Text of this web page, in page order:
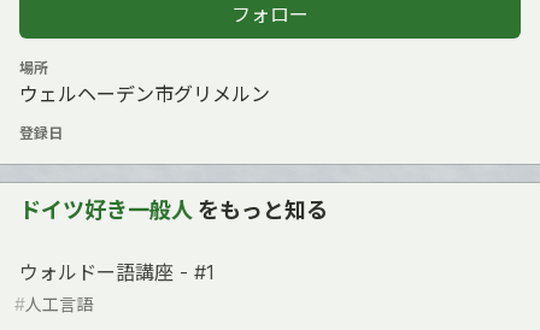
フォロー
場所
ウェルヘーデン市グリメルン
登録日
ドイツ好き一般人 をもっと知る
ウォルドー語講座 - #1
#人工言語